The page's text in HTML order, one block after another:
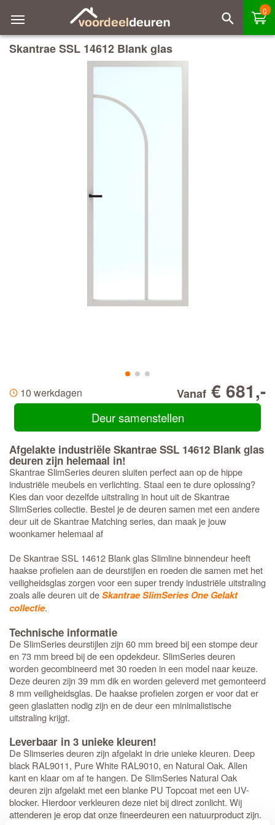
0
Skantrae SSL 14612 Blank glas
10 werkdagen Vanaf € 681,-
Deur samenstellen
Afgelakte industriële Skantrae SSL 14612 Blank glas
deuren zijn helemaal in!
Skantrae SlimSeries deuren sluiten perfect aan op de hippe
industriële meubels en verlichting. Staal een te dure oplossing?
Kies dan voor dezelfde uitstraling in hout uit de Skantrae
SlimSeries collectie. Bestel je de deuren samen met een andere
deur uit de Skantrae Matching series, dan maak je jouw
woonkamer helemaal af
De Skantrae SSL 14612 Blank glas Slimline binnendeur heeft
haakse profielen aan de deurstijlen en roeden die samen met het
veiligheidsglas zorgen voor een super trendy industriële uitstraling
zoals alle deuren uit deSkantrae SlimSeries One Gelakt
collectie.
Technische informatie
De SlimSeries deurstijlen zijn 60 mm breed bij een stompe deur
en 73 mm breed bij de een opdekdeur. SlimSeries deuren
worden gecombineerd met 30 roeden in een model naar keuze.
Deze deuren zijn 39 mm dik en worden geleverd met gemonteerd
8 mm veiligheidsglas. De haakse profielen zorgen er voor dat er
geen glaslatten nodig zijn en de deur een minimalistische
uitstraling krijgt.
Leverbaar in 3 unieke kleuren!
De Slimseries deuren zijn afgelakt in drie unieke kleuren. Deep
black RAL9011, Pure White RAL9010, en Natural Oak. Allen
kant en klaar om af te hangen. De SlimSeries Natural Oak
deuren zijn afgelakt met een blanke PU Topcoat met een UV-
blocker. Hierdoor verkleuren deze niet bij direct zonlicht. Wij
attenderen je erop dat onze fineerdeuren een natuurproduct zijn.